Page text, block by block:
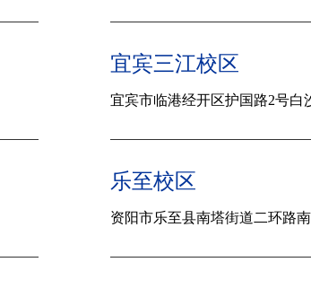
宜宾三江校区
宜宾市临港经开区护国路2号白
乐至校区
资阳市乐至县南塔街道二环路